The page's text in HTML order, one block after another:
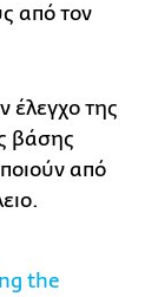
από τον
έλεγχο της
βάσης
από
the